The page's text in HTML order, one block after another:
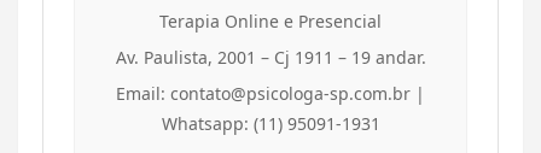
Terapia Online e Presencial
Av. Paulista, 2001 – Cj 1911 – 19 andar.
Email: contato@psicologa-sp.com.br |
Whatsapp: (11) 95091-1931